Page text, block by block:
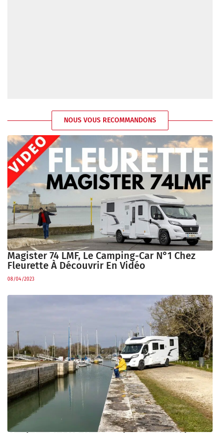
NOUS VOUS RECOMMANDONS
Magister 74 LMF, Le Camping-Car N°1 Chez
Fleurette À Découvrir En Vidéo
08/04/2023